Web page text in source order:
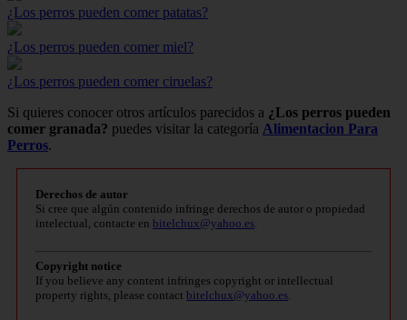
¿Los perros pueden comer patatas?
¿Los perros pueden comer miel?
¿Los perros pueden comer ciruelas?
Si quieres conocer otros artículos parecidos a ¿Los perros pueden
comer granada? puedes visitar la categoría Alimentacion Para
Perros.
Derechos de autor
Si cree que algún contenido infringe derechos de autor o propiedad
intelectual, contacte en bitelchux@yahoo.es
Copyright notice
If you believe any content infringes copyright or intellectual
property rights, please contact bitelchux@yahoo.es